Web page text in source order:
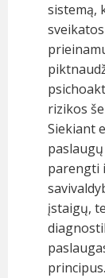
sistemą,
rizikos
Siekiant
parengti
įstaigų,
principus.